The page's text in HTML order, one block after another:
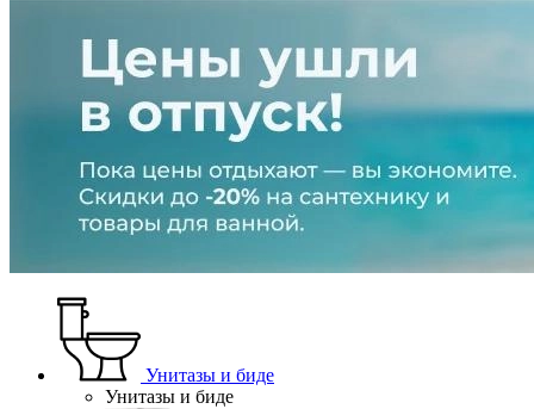
Унитазы и биде
Унитазы и биде